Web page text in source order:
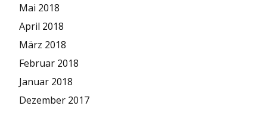
Mai 2018
April 2018
März 2018
Februar 2018
Januar 2018
Dezember 2017